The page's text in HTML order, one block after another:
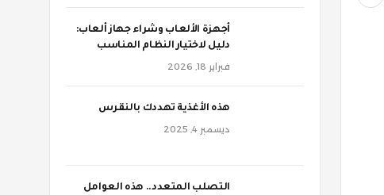
أجهزة الألعاب وشراء جهاز ألعاب:
دليل لاختيار النظام المناسب
فبراير 18, 2026
‫هذه الأغذية تهددك بالنقرس
ديسمبر 4, 2025
‫التصلب المتعدد.. هذه العوامل